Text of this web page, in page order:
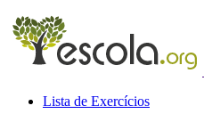
Lista de Exercícios